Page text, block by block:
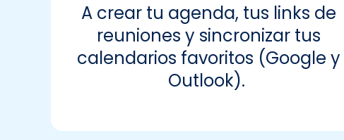
A crear tu agenda, tus links de
reuniones y sincronizar tus
calendarios favoritos (Google y
Outlook).